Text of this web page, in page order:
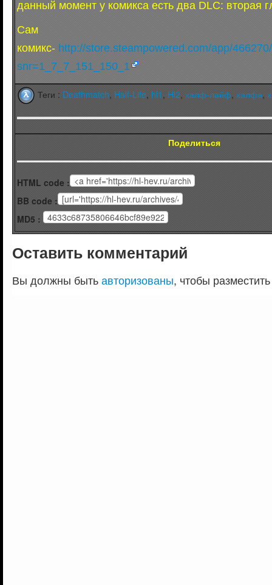
данный момент у комикса есть два DLC: вторая
Сам
комикс- http://store.steampowered.com/app/
snr=1_7_7_151_150_1
Теги : Deathmatch Half-Life, hl1 , Hl2 халф-лайф халфа
Поделиться
HTML code :
BB code :
MD5 :
Оставить комментарий
Вы должны бытьавторизованы, чтобы